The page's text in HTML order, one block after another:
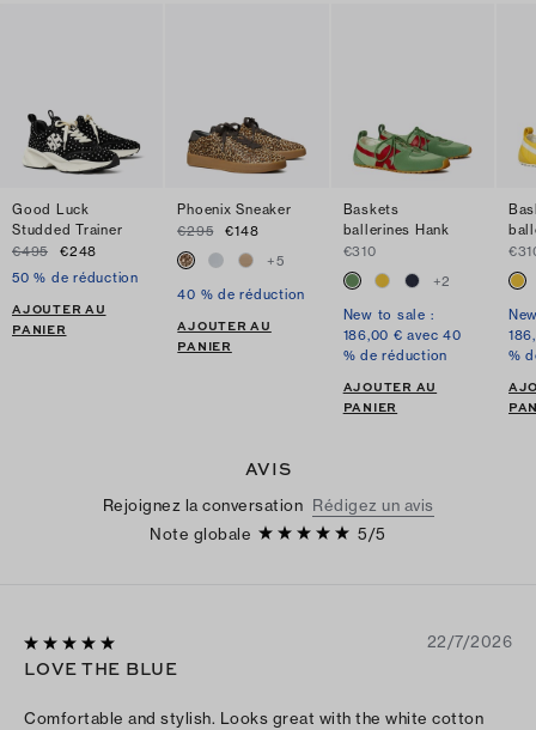
Good Luck
Studded Trainer
€495
€248
50 % de réduction
AJOUTER AU
PANIER
Phoenix Sneaker
€295
€148
+5
40 % de réduction
AJOUTER AU
PANIER
Baskets
ballerines Hank
€310
+2
New to sale :
186,00 € avec 40
% de réduction
AJOUTER AU
PANIER
%
AVIS
Rejoignez la conversation Rédigez un avis
Note globale
5/5
22/7/2026
LOVE THE BLUE
Comfortable and stylish. Looks great with the white cotton